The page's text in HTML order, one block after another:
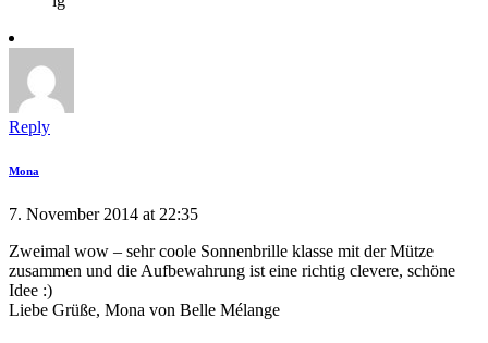
Reply
Mona
7. November 2014 at 22:35
Zweimal wow – sehr coole Sonnenbrille klasse mit der Mütze
zusammen und die Aufbewahrung ist eine richtig clevere, schöne
Idee :)
Liebe Grüße, Mona von Belle Mélange